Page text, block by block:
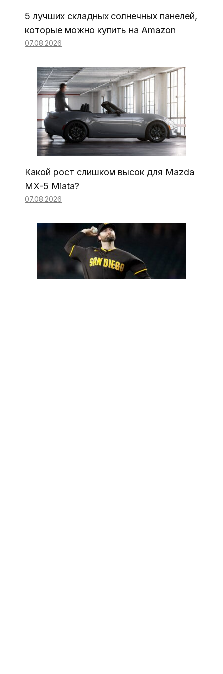
5 лучших складных солнечных панелей,
которые можно купить на Amazon
07.08.2026
Какой рост слишком высок для Mazda
MX-5 Miata?
07.08.2026